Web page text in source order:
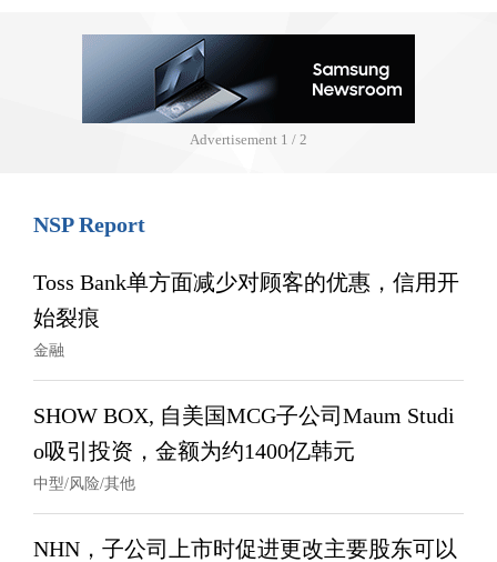
Advertisement 1 / 2
NSP Report
Toss Bank单方面减少对顾客的优惠，信用开
始裂痕
金融
SHOW BOX, 自美国MCG子公司Maum Studi
o吸引投资，金额为约1400亿韩元
中型/风险/其他
NHN，子公司上市时促进更改主要股东可以